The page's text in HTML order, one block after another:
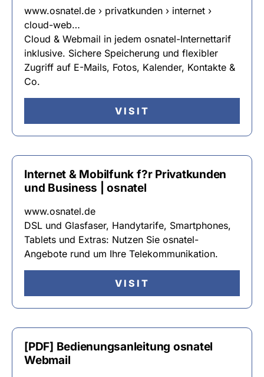
www.osnatel.de › privatkunden › internet ›
cloud-web…
Cloud & Webmail in jedem osnatel-Internettarif
inklusive. Sichere Speicherung und flexibler
Zugriff auf E-Mails, Fotos, Kalender, Kontakte &
Co.
VISIT
Internet & Mobilfunk f?r Privatkunden
und Business | osnatel
www.osnatel.de
DSL und Glasfaser, Handytarife, Smartphones,
Tablets und Extras: Nutzen Sie osnatel-
Angebote rund um Ihre Telekommunikation.
VISIT
[PDF] Bedienungsanleitung osnatel
Webmail